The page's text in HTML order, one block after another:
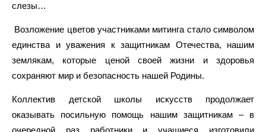
слезы…
Возложение цветов участниками митинга стало символом
единства и уважения к защитникам Отечества, нашим
землякам, которые ценой своей жизни и здоровья
сохраняют мир и безопасность нашей Родины.
Коллектив детской школы искусств продолжает
оказывать посильную помощь нашим защитникам – в
очередной раз работники и учащиеся изготовили